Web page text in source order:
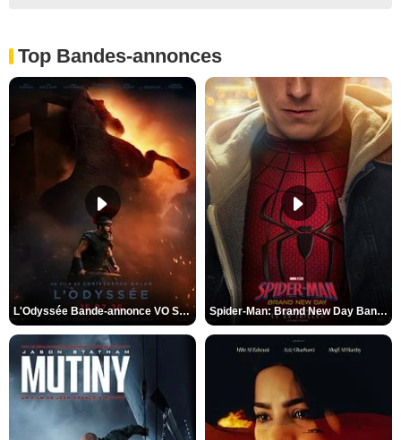
Top Bandes-annonces
L'Odyssée Bande-annonce VO STFR Spider-Man: Brand New Day Bande-annonce VO STFR